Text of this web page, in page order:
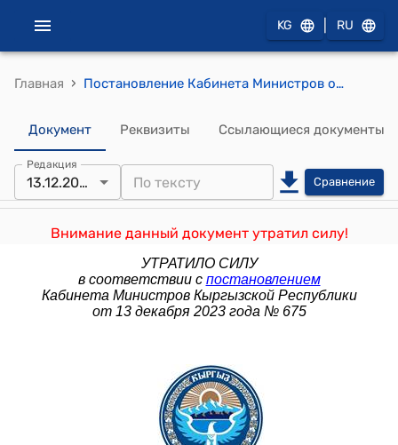
KG RU
Главная › Постановление Кабинета Министров от 16 августа 2021 года № 135 "Обувольнении в запас из рядов Вооруженных Сил, других воинских формирований и государственных органов Кыргызской Республики, в которых законом предусмотрена военная служба, военнослужащих и служащих альтернативной службы, выслуживших установленные сроки срочной военной и альтернативной служб, а также об очередном призыве граждан на срочную военную и альтернативную службы в сентябре-ноябре 2021 года"
Документ Реквизиты Ссылающиеся документы
Редакция
13.12.2023 Сравнение
Внимание данный документ утратил силу!